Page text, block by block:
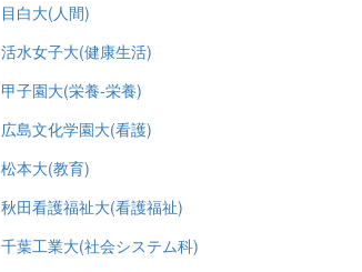
目白大(人間)
活水女子大(健康生活)
甲子園大(栄養-栄養)
広島文化学園大(看護)
松本大(教育)
秋田看護福祉大(看護福祉)
千葉工業大(社会システム科)